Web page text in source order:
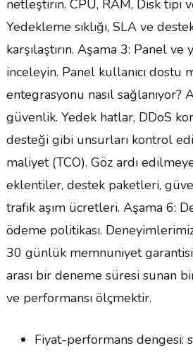
netleştirin. CPU, RAM, Disk tipi
Yedekleme sıklığı, SLA ve
karşılaştırın. Aşama 3: Panel ve
inceleyin. Panel kullanıcı dostu
entegrasyonu nasıl sağlanıyor?
güvenlik. Yedek hatlar, DDoS
desteği gibi unsurları kontrol
maliyet (TCO). Göz ardı
eklentiler, destek paketleri,
trafik aşım ücretleri. Aşama 6:
ödeme politikası.
30 günlük memnuniyet
arası bir deneme süresi sunan
ve performansı ölçmektir.
Fiyat-performans dengesi: